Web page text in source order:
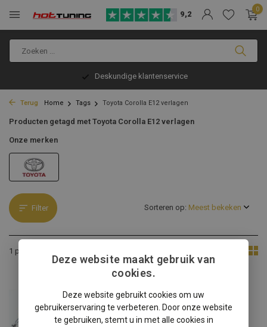
9,2
0
Deskundige klantenservice
Terug Home Tags Toyota Corolla E12 verlagen
Producten getagd met Toyota Corolla E12 verlagen
Onze merken
Filter
1 product
Sorteren op:
Toyota Corolla E12 schroefset
Toyota Corolla E12 verlag...
Deze website maakt gebruik van
cookies.
Deze website gebruikt cookies om uw
gebruikerservaring te verbeteren. Door onze website
te gebruiken, stemt u in met alle cookies in